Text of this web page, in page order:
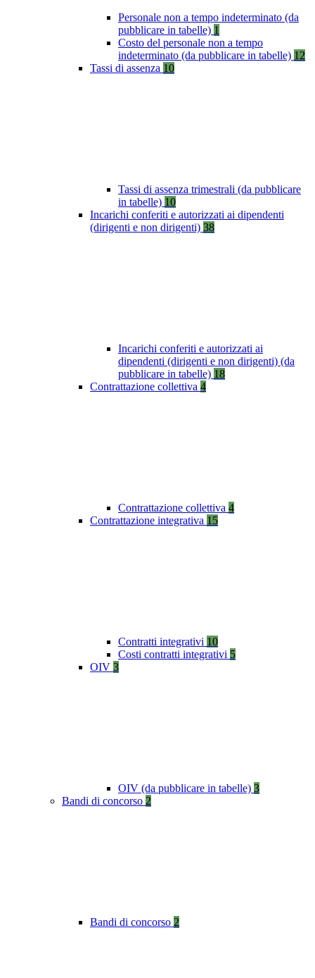
Personale non a tempo indeterminato (da
pubblicare in tabelle) 1
Costo del personale non a tempo
indeterminato (da pubblicare in tabelle) 12
Tassi di assenza 10
Tassi di assenza trimestrali (da pubblicare
in tabelle) 10
Incarichi conferiti e autorizzati ai dipendenti
(dirigenti e non dirigenti) 38
Incarichi conferiti e autorizzati ai
dipendenti (dirigenti e non dirigenti) (da
pubblicare in tabelle) 18
Contrattazione collettiva 4
Contrattazione collettiva 4
Contrattazione integrativa 15
Contratti integrativi 10
Costi contratti integrativi 5
OIV 3
OIV (da pubblicare in tabelle) 3
Bandi di concorso 2
Bandi di concorso 2